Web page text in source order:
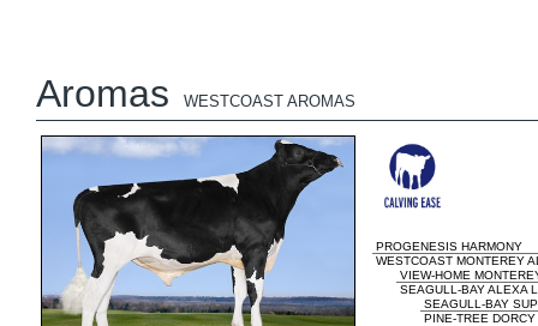
Aromas WESTCOAST AROMAS
PROGENESIS HARMONY
WESTCOAST MONTEREY
VIEW-HOME
SEAGULL-BAY ALEXA
SEAGULL-BAY
PINE-TREE